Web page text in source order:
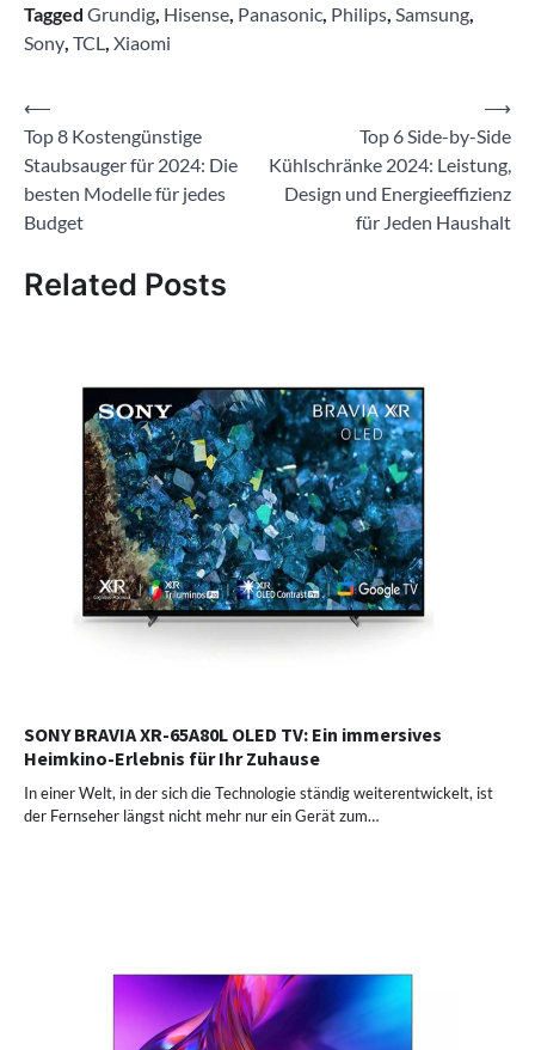
Tagged Grundig Hisense Panasonic Philips Samsung
Sony TCL Xiaomi
Beitragsnavigation
⟵
Top 8 Kostengünstige
Staubsauger für 2024: Die
besten Modelle für jedes
Budget
Top 6 Side-by-Side
Kühlschränke 2024: Leistung,
Design und Energieeffizienz
für Jeden Haushalt
⟶
Related Posts
SONY BRAVIA XR-65A80L OLED TV: Ein immersives
Heimkino-Erlebnis für Ihr Zuhause
In einer Welt, in der sich die Technologie ständig weiterentwickelt, ist
der Fernseher längst nicht mehr nur ein Gerät zum…